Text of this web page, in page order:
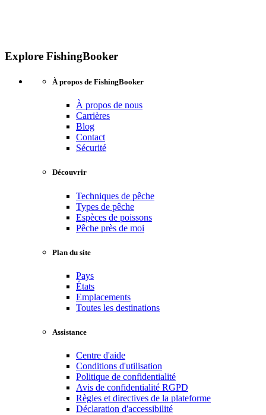
Explore FishingBooker
À propos de FishingBooker
À propos de nous
Carrières
Blog
Contact
Sécurité
Découvrir
Techniques de pêche
Types de pêche
Espèces de poissons
Pêche près de moi
Plan du site
Pays
États
Emplacements
Toutes les destinations
Assistance
Centre d'aide
Conditions d'utilisation
Politique de confidentialité
Avis de confidentialité RGPD
Règles et directives de la plateforme
Déclaration d'accessibilité